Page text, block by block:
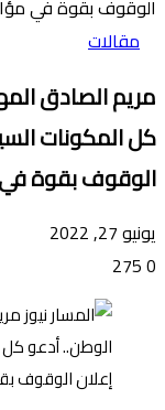
الوقوف بقوة في
مقالات
مريم الصادق
كل المكونات
الوقوف بقوة في
يونيو 27, 2022
0